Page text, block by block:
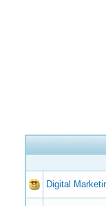
Digital